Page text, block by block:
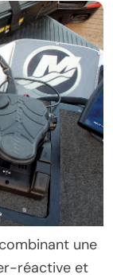
une
réactive et